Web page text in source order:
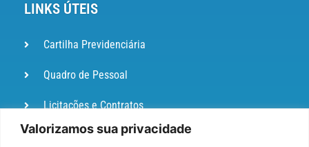
Valorizamos sua privacidade
LINKS ÚTEIS
Cartilha Previdenciária
Quadro de Pessoal
Licitações e Contratos
Portal de